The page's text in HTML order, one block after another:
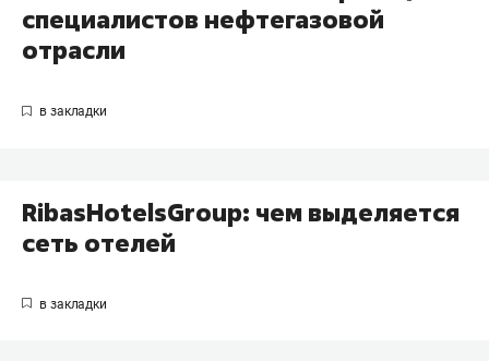
специалистов нефтегазовой
отрасли
RibasHotelsGroup: чем выделяется
сеть отелей